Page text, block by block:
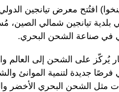
افتُتح معرض تيانجين
في بلدية تيانجين شمالي الصين،
في صناعة الشحن البحري.
على الشحن إلى العالم
فرصًا جديدة لتنمية الموانئ
مثل الشحن البحري الأخضر